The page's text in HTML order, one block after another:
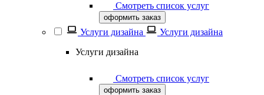
Смотреть список услуг
оформить заказ
Услуги дизайна
Услуги дизайна
Услуги дизайна
Смотреть список услуг
оформить заказ